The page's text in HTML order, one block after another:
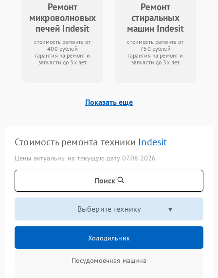
Ремонт
микроволновых
печей Indesit
стоимость ремонта от
400 рублей
гарантия на ремонт и
запчасти до 3х лет
Ремонт
стиральных
машин Indesit
стоимость ремонта от
750 рублей
гарантия на ремонт и
запчасти до 3х лет
Показать еще
Стоимость ремонта техники Indesit
Цены актуальны на текущую дату 07.08.2026
Поиск
Выберите технику
Холодильник
Посудомоечная машина